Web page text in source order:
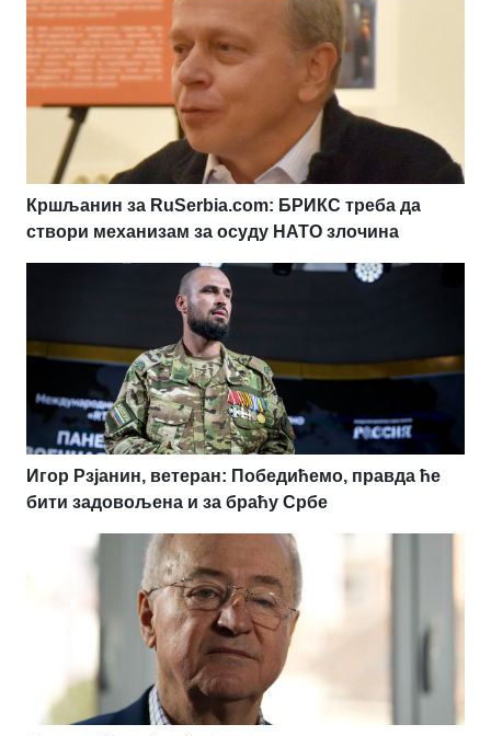
Кршљанин за RuSerbia.com: БРИКС треба да
створи механизам за осуду НАТО злочина
Игор Рзјанин, ветеран: Победићемо, правда ће
бити задовољена и за браћу Србе